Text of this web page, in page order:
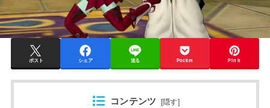
ポスト シェア 送る Pocket Pin it
コンテンツ [隠す]